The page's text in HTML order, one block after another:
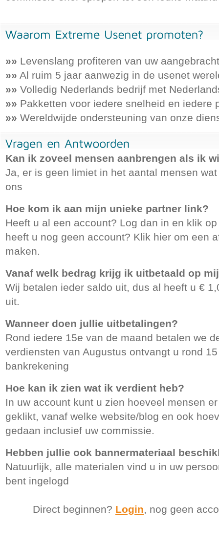
»» Levenslang profiteren van uw
»» Al ruim 5 jaar aanwezig in de usenet
»» Volledig Nederlands bedrijf met
»» Pakketten voor iedere snelheid en iedere
»» Wereldwijde ondersteuning van onze
Kan ik zoveel mensen aanbrengen als ik
Ja, er is geen limiet in het aantal mensen
ons
Hoe kom ik aan mijn unieke partner link?
Heeft u al een account? Log dan in en klik
heeft u nog geen account? Klik hier om een
maken.
Vanaf welk bedrag krijg ik uitbetaald op
Wij betalen ieder saldo uit, dus al heeft u €
uit.
Wanneer doen jullie uitbetalingen?
Rond iedere 15e van de maand betalen we
verdiensten van Augustus ontvangt u rond
bankrekening
Hoe kan ik zien wat ik verdient heb?
In uw account kunt u zien hoeveel mensen
geklikt, vanaf welke website/blog en ook
gedaan inclusief uw commissie.
Hebben jullie ook bannermateriaal
Natuurlijk, alle materialen vind u in uw
bent ingelogd
Direct beginnen? Login, nog geen